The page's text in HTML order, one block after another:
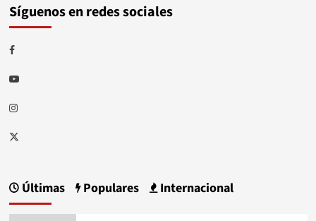
Síguenos en redes sociales
Facebook
Youtube
Instagram
Twitter
Últimas Populares Internacional